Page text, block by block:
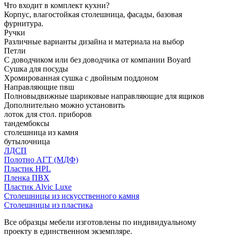
Что входит в комплект кухни?
Корпус, влагостойкая столешница, фасады, базовая
фурнитура.
Ручки
Различные варианты дизайна и материала на выбор
Петли
С доводчиком или без доводчика от компании Boyard
Сушка для посуды
Хромированная сушка с двойным поддоном
Направляющие пвш
Полновыдвижные шариковые направляющие для ящиков
Дополнительно можно установить
лоток для стол. приборов
тандембоксы
столешница из камня
бутылочница
ЛДСП
Полотно АГТ (МДФ)
Пластик HPL
Пленка ПВХ
Пластик Alvic Luxe
Столешницы из искусственного камня
Столешницы из пластика
Все образцы мебели изготовлены по индивидуальному
проекту в единственном экземпляре.